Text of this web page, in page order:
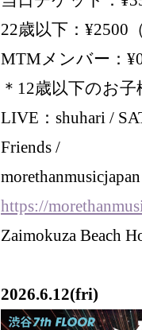
22歳以下：¥2500
MTMメンバー：
＊12歳以下のお
LIVE：shuhari /
Friends /
https://
Zaimokuza Beach
2026.6.12(fri)